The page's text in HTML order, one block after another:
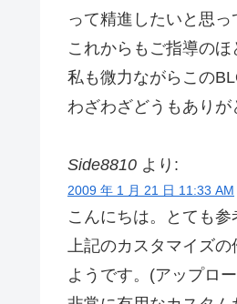
って精進したいと思っ
これからもご指導のほ
私も微力ながらこの
わざわざどうもありが
Side8810 より:
2009 年 1 月 21 日 11:33 AM
こんにちは。とても参
上記のカスタマイズ
ようです。(アップロ